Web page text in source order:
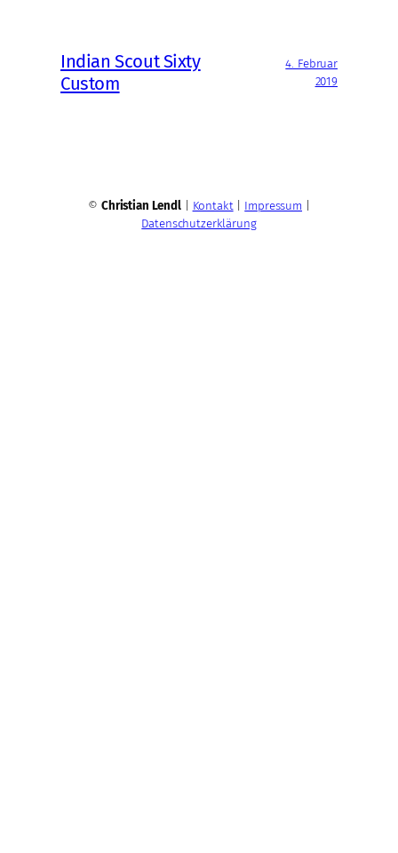
Indian Scout Sixty
Custom
4. Februar
2019
© Christian Lendl| Kontakt| Impressum
Datenschutzerklärung